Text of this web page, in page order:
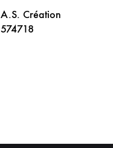
A.S. Création
574718